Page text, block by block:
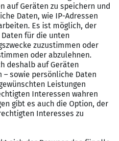
oder
in der
und fundiertes Wissen im
nach HGB
Office
Arbeitsweise sowie